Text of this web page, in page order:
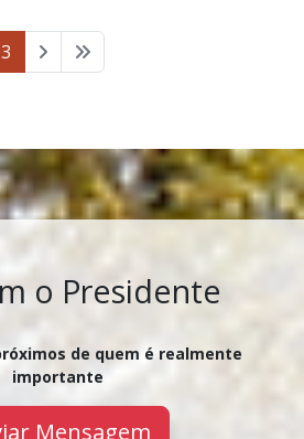
3
o Presidente
de quem é realmente
importante
Mensagem